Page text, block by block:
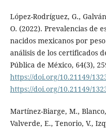
López-Rodríguez, G.,
O. (2022). Prevalencias de
nacidos mexicanos por
análisis de los certificados
Pública de México, 64(3),
https://doi.org/10.21149/
https://doi.org/10.21149/
Martínez-Biarge, M.,
Valverde, E., Tenorio, V.,